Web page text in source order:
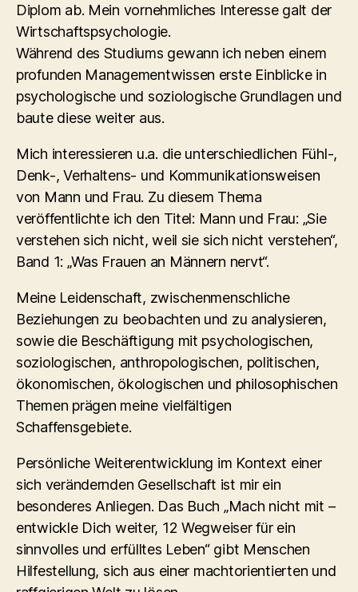
Diplom ab. Mein vornehmliches Interesse galt der
Wirtschaftspsychologie.
Während des Studiums gewann ich neben einem
profunden Managementwissen erste Einblicke in
psychologische und soziologische Grundlagen und
baute diese weiter aus.
Mich interessieren u.a. die unterschiedlichen Fühl-,
Denk-, Verhaltens- und Kommunikationsweisen
von Mann und Frau. Zu diesem Thema
veröffentlichte ich den Titel: Mann und Frau: „Sie
verstehen sich nicht, weil sie sich nicht verstehen“,
Band 1: „Was Frauen an Männern nervt“.
Meine Leidenschaft, zwischenmenschliche
Beziehungen zu beobachten und zu analysieren,
sowie die Beschäftigung mit psychologischen,
soziologischen, anthropologischen, politischen,
ökonomischen, ökologischen und philosophischen
Themen prägen meine vielfältigen
Schaffensgebiete.
Persönliche Weiterentwicklung im Kontext einer
sich verändernden Gesellschaft ist mir ein
besonderes Anliegen. Das Buch „Mach nicht mit –
entwickle Dich weiter, 12 Wegweiser für ein
sinnvolles und erfülltes Leben“ gibt Menschen
Hilfestellung, sich aus einer machtorientierten und